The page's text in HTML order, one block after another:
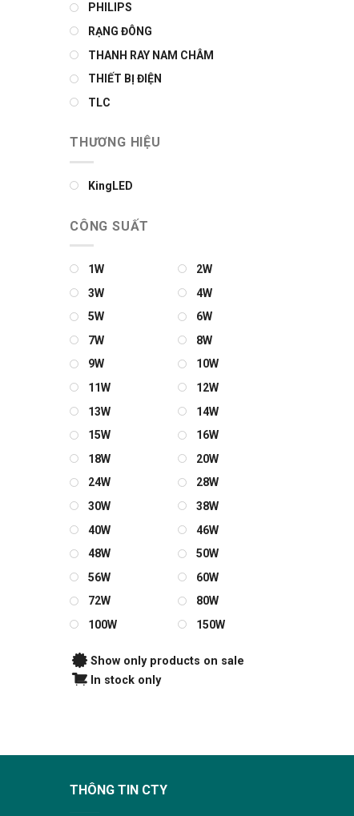
PHILIPS
RẠNG ĐÔNG
THANH RAY NAM CHÂM
THIẾT BỊ ĐIỆN
TLC
THƯƠNG HIỆU
KingLED
CÔNG SUẤT
1W
2W
3W
4W
5W
6W
7W
8W
9W
10W
11W
12W
13W
14W
15W
16W
18W
20W
24W
28W
30W
38W
40W
46W
48W
50W
56W
60W
72W
80W
100W
150W
Show only products on sale
In stock only
THÔNG TIN CTY